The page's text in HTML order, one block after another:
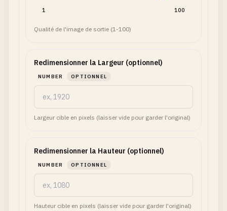
1 100
Qualité de l'image de sortie (1-100)
Redimensionner la Largeur (optionnel)
NUMBER OPTIONNEL
Largeur cible en pixels (laisser vide pour garder l'original)
Redimensionner la Hauteur (optionnel)
NUMBER OPTIONNEL
Hauteur cible en pixels (laisser vide pour garder l'original)